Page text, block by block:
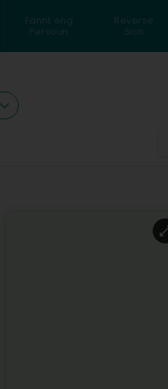
Fannt eng
Persoun
Reverse
Sich